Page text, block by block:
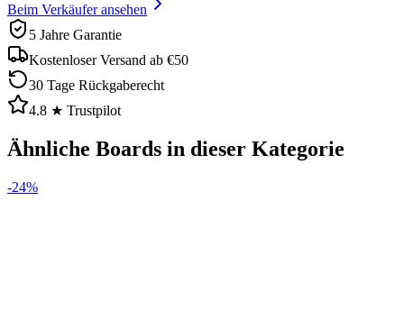
Beim Verkäufer ansehen
5 Jahre Garantie
Kostenloser Versand ab €50
30 Tage Rückgaberecht
4.8 ★ Trustpilot
Ähnliche Boards in dieser Kategorie
-24%